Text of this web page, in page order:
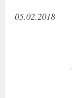
05.02.2018